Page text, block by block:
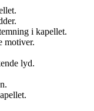
i kapellet.
motiver.
lyd.